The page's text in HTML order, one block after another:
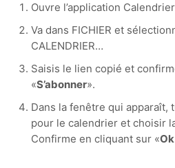
Ouvre l’application
Va dans FICHIER et
CALENDRIER…
Saisis le lien copié et
«S’abonner».
Dans la fenêtre qui apparaît,
pour le calendrier et choisir
Confirme en cliquant sur «Ok